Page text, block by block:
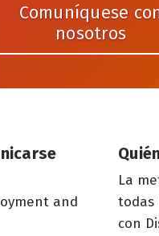
Comuníquese
nosotros
and
La
todas
con